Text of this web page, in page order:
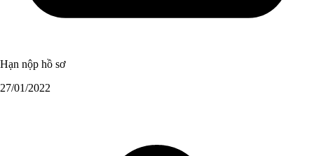
Hạn nộp hồ sơ
27/01/2022